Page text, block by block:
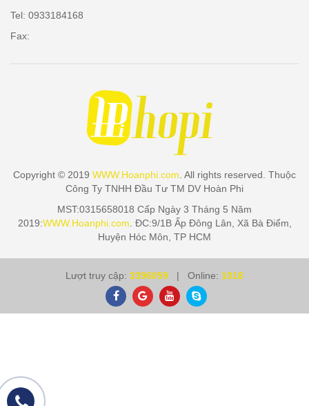
Tel: 0933184168
Fax:
Copyright © 2019 WWW.Hoanphi.com. All rights reserved. Thuộc
Công Ty TNHH Đầu Tư TM DV Hoàn Phi
MST:0315658018 Cấp Ngày 3 Tháng 5 Năm
2019:WWW.Hoanphi.com. ĐC:9/1B Ấp Đông Lân, Xã Bà Điểm,
Huyện Hóc Môn, TP HCM
Lượt truy cập: 3396059 | Online: 1018